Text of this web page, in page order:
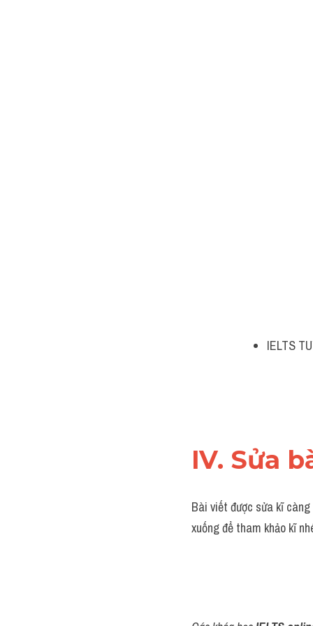
IELTS
IV. Sửa
Bài viết được sửa kĩ
xuống để tham khảo kĩ